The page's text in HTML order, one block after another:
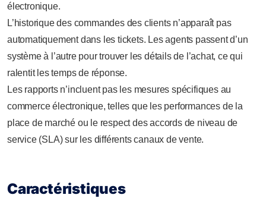
électronique.
L’historique des commandes des clients n’apparaît pas
automatiquement dans les tickets. Les agents passent d’un
système à l’autre pour trouver les détails de l’achat, ce qui
ralentit les temps de réponse.
Les rapports n’incluent pas les mesures spécifiques au
commerce électronique, telles que les performances de la
place de marché ou le respect des accords de niveau de
service (SLA) sur les différents canaux de vente.
Caractéristiques